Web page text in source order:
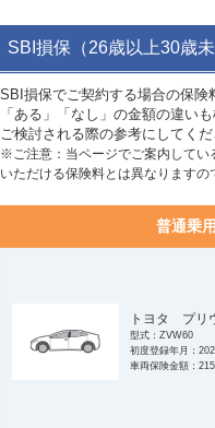
SBI損保（26歳以上30歳
SBI損保でご契約する場合の保
「ある」「なし」の金額の違い
ご検討される際の参考にしてくだ
※ご注意：当ページでご案内してい
いただける保険料とは異なりますの
普通乗
トヨタ プリ
型式：ZVW60
初度登録年月：
車両保険金額：